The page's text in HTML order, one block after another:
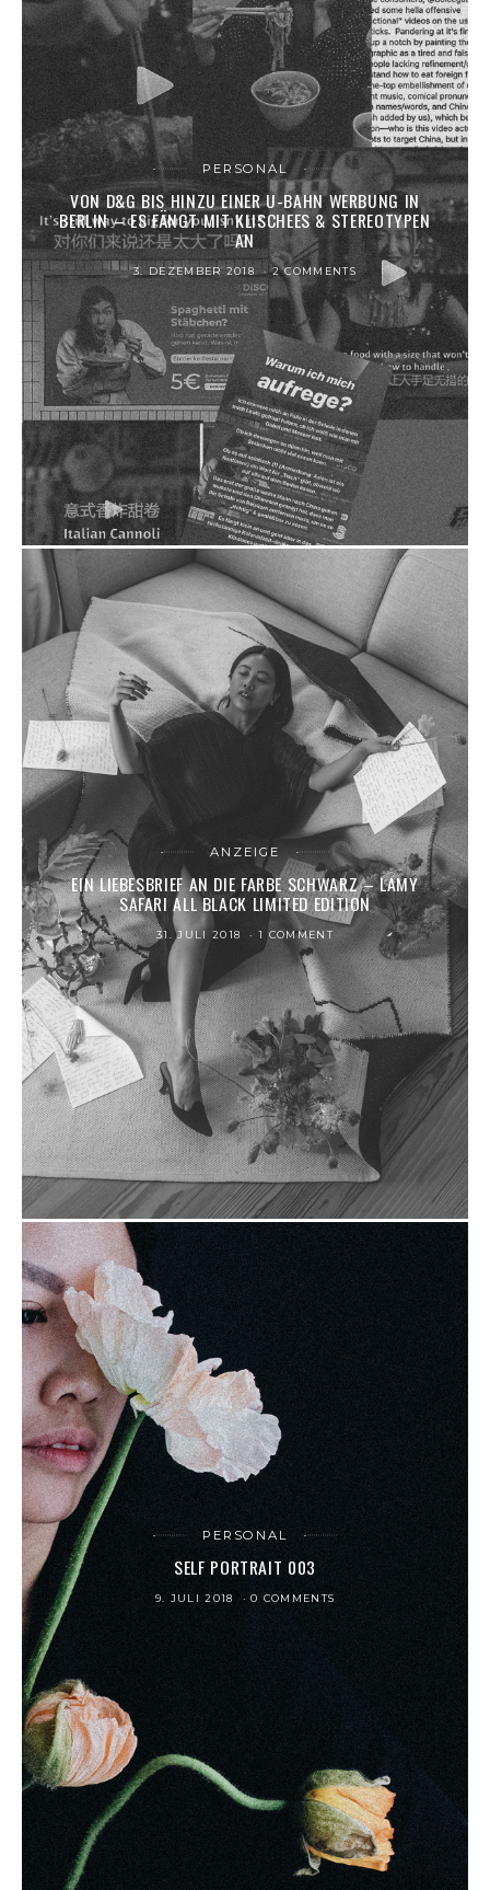
PERSONAL
VON D&G BIS HINZU EINER U-BAHN WERBUNG IN
BERLIN – ES FÄNGT MIT KLISCHEES & STEREOTYPEN
AN
3. DEZEMBER 2018 2 COMMENTS
ANZEIGE
EIN LIEBESBRIEF AN DIE FARBE SCHWARZ – LAMY
SAFARI ALL BLACK LIMITED EDITION
31. JULI 2018 1 COMMENT
PERSONAL
SELF PORTRAIT 003
9. JULI 2018 0 COMMENTS